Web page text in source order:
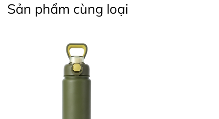
Sản phẩm cùng loại